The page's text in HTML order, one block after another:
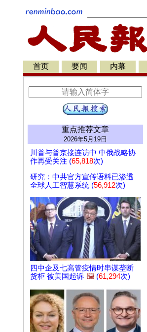
首页 要闻 内幕
重点推荐文章
2026年5月19日
川普与普京接连访中 中俄战略协
作再受关注 (65,818次)
研究：中共官方宣传语料已渗透
全球人工智慧系统 (56,912次)
四中企及七高管疫情时串谋垄断
货柜 被美国起诉 🖼️ (61,294次)